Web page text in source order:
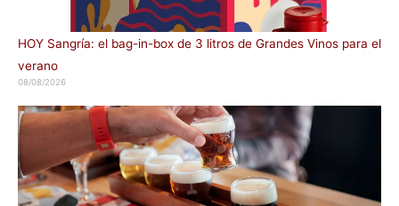
HOY Sangría: el bag-in-box de 3 litros de Grandes Vinos para el
verano
08/08/2026